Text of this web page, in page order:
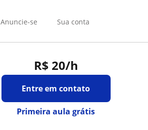
Anuncie-se Sua conta
R$ 20/h
Entre em contato
Primeira aula grátis